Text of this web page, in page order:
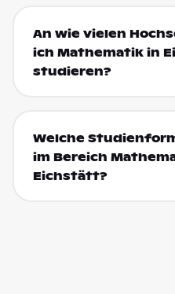
An wie vielen
ich Mathematik in
studieren?
Welche
im Bereich
Eichstätt?